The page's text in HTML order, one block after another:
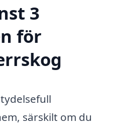
3
för
särskilt om du